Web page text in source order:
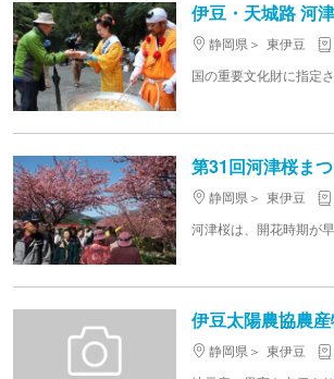
伊豆・天城路 河
静岡県 東伊豆
第31回河津桜ま
静岡県 東伊豆
伊豆太陽農協農
静岡県 東伊豆